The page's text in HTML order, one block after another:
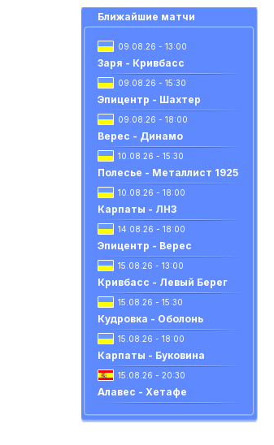
Ближайшие матчи
09.08.26 - 13:00
Заря - Кривбасс
09.08.26 - 15:30
Эпицентр - Шахтер
09.08.26 - 18:00
Верес - Динамо
10.08.26 - 15:30
Полесье - Металлист 1925
10.08.26 - 18:00
Карпаты - ЛНЗ
14.08.26 - 18:00
Эпицентр - Верес
15.08.26 - 13:00
Кривбасс - Левый Берег
15.08.26 - 15:30
Кудровка - Оболонь
15.08.26 - 18:00
Карпаты - Буковина
15.08.26 - 20:30
Алавес - Хетафе